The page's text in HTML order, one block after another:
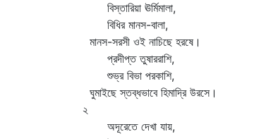
বিস্তারিয়া ঊর্মিমালা,
বিধির মানস-বালা,
মানস-সরসী ওই নাচিছে হরষে।
প্রদীপ্ত তুষাররাশি,
শুভ্র বিভা পরকাশি,
ঘুমাইছে স্তব্ধভাবে হিমাদ্রি উরসে।
২
অদূরেতে দেখা যায়,